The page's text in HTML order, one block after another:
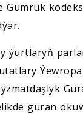
Gümrük
ýurtlaryň
guran